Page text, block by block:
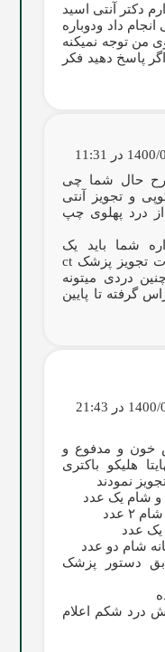
دکتر آنتی اسید
انجام داد ودوباره
من توجه نمیکنه
پاسخ دهید فکر
در 11:31
حال شما چی
و تجویز آنتی
درد پهلوی چپ
شما باید یک
سونوگرافی شکم و در صورت تجویز پزشک ct
دردی میتونه
گرفته تا پایین
در 21:43
خون و مدفوع و
هلیکو باکتری
نمودند
دستور پزشک
درد شکم اعلام